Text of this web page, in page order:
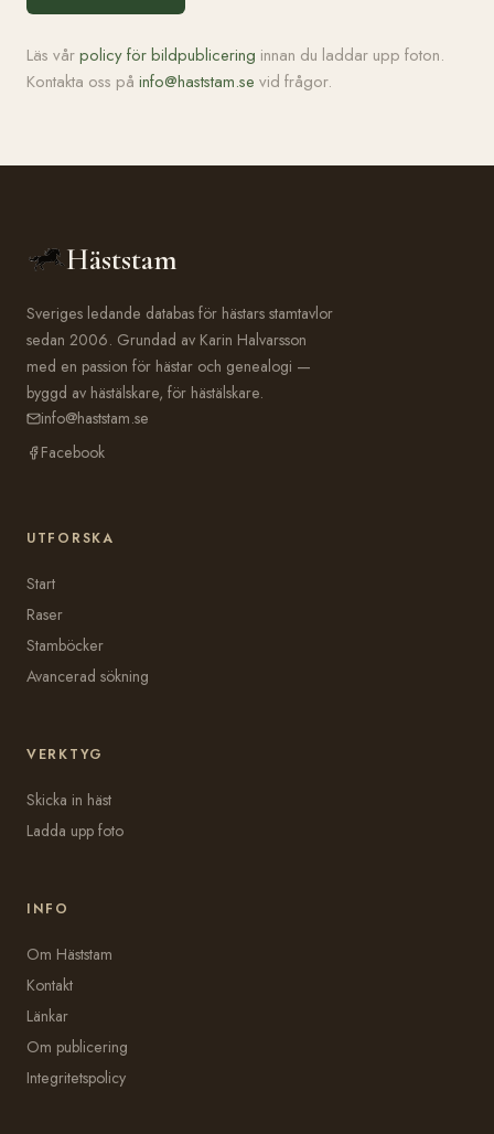
Läs vårpolicy för bildpublicering innan du laddar upp foton.
Kontakta oss på info@haststam.se vid frågor.
Häststam
Sveriges ledande databas för hästars stamtavlor
sedan 2006. Grundad av Karin Halvarsson
med en passion för hästar och genealogi —
byggd av hästälskare, för hästälskare.
info@haststam.se
Facebook
UTFORSKA
Start
Raser
Stamböcker
Avancerad sökning
VERKTYG
Skicka in häst
Ladda upp foto
INFO
Om Häststam
Kontakt
Länkar
Om publicering
Integritetspolicy